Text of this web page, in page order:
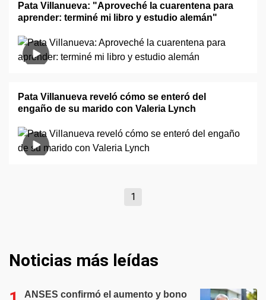
Pata Villanueva: "Aproveché la cuarentena para
aprender: terminé mi libro y estudio alemán"
Pata Villanueva reveló cómo se enteró del
engaño de su marido con Valeria Lynch
1
Noticias más leídas
ANSES confirmó el aumento y bono